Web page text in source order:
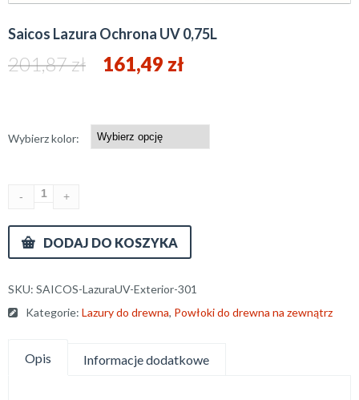
Saicos Lazura Ochrona UV 0,75L
201,87zł 161,49 zł
Wybierz kolor:
DODAJ DO KOSZYKA
SKU: SAICOS-LazuraUV-Exterior-301
Kategorie: Lazury do drewna, Powłoki do drewna na zewnątrz
Opis Informacje dodatkowe